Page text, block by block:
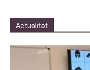
Actualitat